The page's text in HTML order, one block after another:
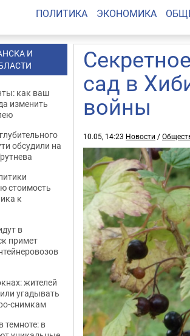
ПОЛИТИКА ЭКОНОМИКА
сад в
войны
10.05, 14:23 Новости /
И
как ваш
изменить
обсудили на
стоимость
к
в
примет
жителей
угадывать
снимкам
темноте: в